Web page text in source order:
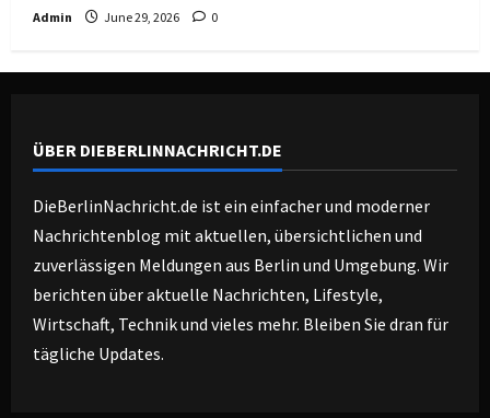
Admin June 29, 2026 0
ÜBER DIEBERLINNACHRICHT.DE
DieBerlinNachricht.de ist ein einfacher und moderner
Nachrichtenblog mit aktuellen, übersichtlichen und
zuverlässigen Meldungen aus Berlin und Umgebung. Wir
berichten über aktuelle Nachrichten, Lifestyle,
Wirtschaft, Technik und vieles mehr. Bleiben Sie dran für
tägliche Updates.